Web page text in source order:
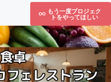
もう一度プロジェク
トをやってほしい